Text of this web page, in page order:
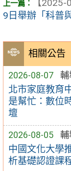
相關公告
2026-08-07 輔
北市家庭教育
是幫忙：數位
壇
2026-08-05 輔
中國文化大學
析基礎認證課
【2025-
9日舉辦「科普